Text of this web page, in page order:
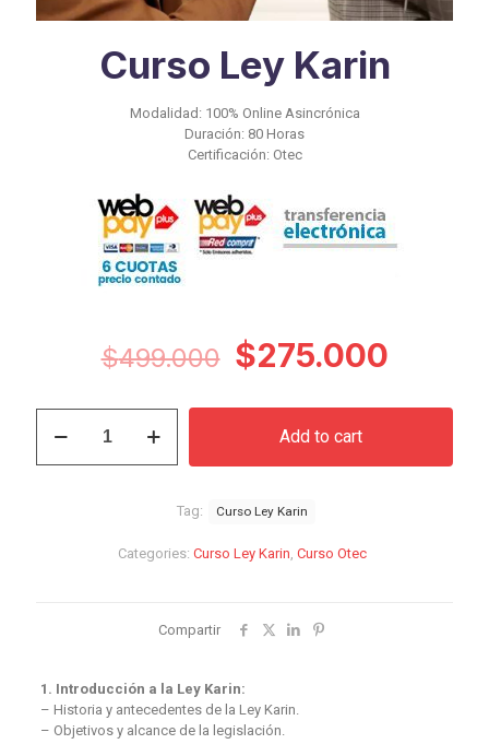
Curso Ley Karin
Modalidad: 100% Online Asincrónica
Duración: 80 Horas
Certificación: Otec
$499.000 Original
was:
$499.000.
$275.000
is:
Ley
Add to cart
Categories: Curso Ley Karin Curso Otec
Tag: Curso Ley Karin
Compartir
1. Introducción a la Ley Karin:
– Historia y antecedentes de la Ley Karin.
– Objetivos y alcance de la legislación.